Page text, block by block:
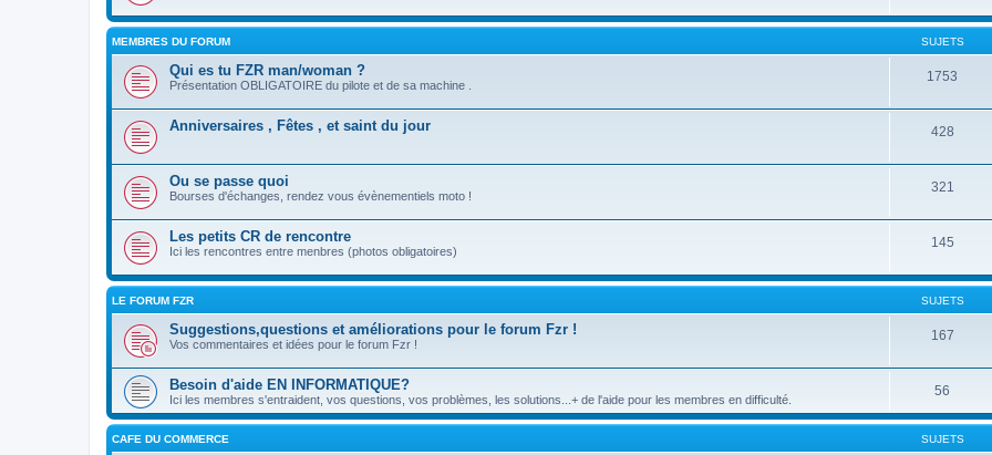
MEMBRES DU FORUM SUJETS
Qui es tu FZR man/woman ?
Présentation OBLIGATOIRE du pilote et de sa machine .
1753
Anniversaires , Fêtes , et saint du jour 428
Ou se passe quoi
Bourses d'échanges, rendez vous évènementiels moto !
321
Les petits CR de rencontre
Ici les rencontres entre menbres (photos obligatoires)
145
LE FORUM FZR SUJETS
Suggestions,questions et améliorations pour le forum Fzr !
Vos commentaires et idées pour le forum Fzr !
167
Besoin d'aide EN INFORMATIQUE?
Ici les membres s'entraident, vos questions, vos problèmes, les solutions...+ de l'aide pour les membres en difficulté.
56
CAFE DU COMMERCE SUJETS